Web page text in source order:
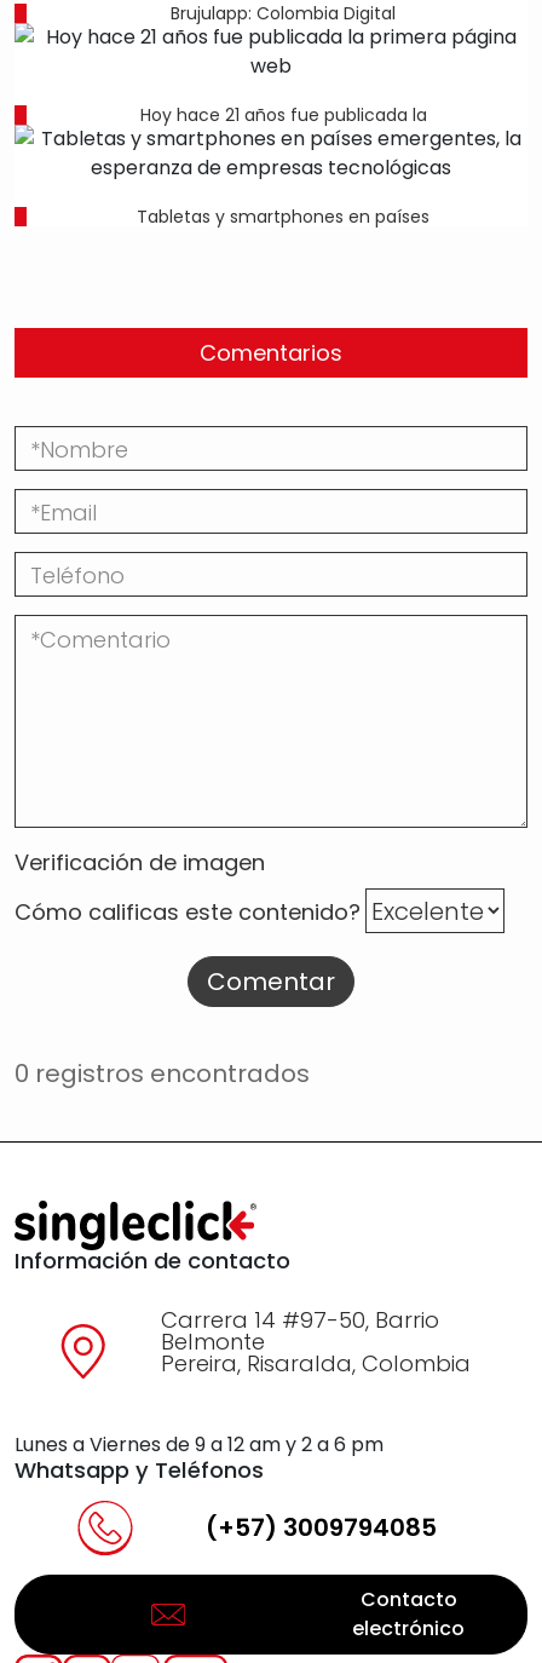
Brujulapp: Colombia Digital
Hoy hace 21 años fue publicada la
Tabletas y smartphones en países
Comentarios
Verificación de imagen
Cómo calificas este contenido?
Comentar
0 registros encontrados
Información de contacto
Carrera 14 #97-50, Barrio
Belmonte
Pereira, Risaralda, Colombia
Lunes a Viernes de 9 a 12 am y 2 a 6 pm
Whatsapp y Teléfonos
(+57) 3009794085
Contacto
electrónico